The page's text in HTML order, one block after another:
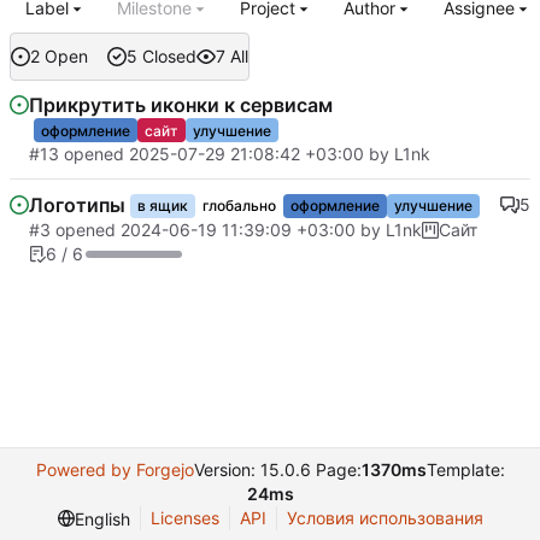
2 Open 5 Closed 7 All
Label Milestone Project Author Assignee
Прикрутить иконки к сервисам
оформление сайт улучшение
#13 opened 2025-07-29 21:08:42 +03:00 by L1nk
Логотипы в ящик глобально оформление улучшение
5
#3 opened 2024-06-19 11:39:09 +03:00 by L1nk
Сайт
6 / 6
Powered by ForgejoVersion: 15.0.6 Page:1370msTemplate:
24ms
English
Licenses API Условия использования